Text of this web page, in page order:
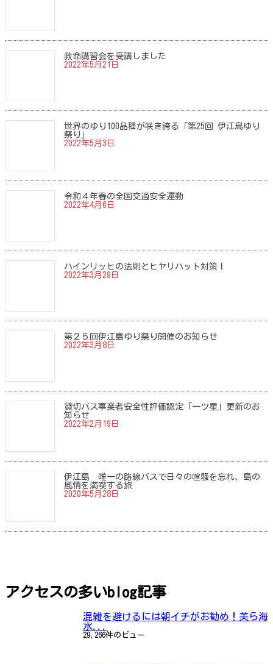
救命講習会を受講しました
2022年5月21日
世界のゆり100品種が咲き誇る「第25回 伊江島ゆり
祭り」
2022年5月3日
令和４年春の全国交通安全運動
2022年4月6日
ハインリッヒの法則とヒヤリハット対策！
2022年3月29日
第２５回伊江島ゆり祭り開催のお知らせ
2022年3月8日
貸切バス事業者安全性評価認定「一ツ星」更新のお
知らせ
2022年2月19日
伊江島 唯一の路線バスで日々の喧騒を忘れ、島の
風情を満喫する旅
2020年5月28日
アクセスの多いblog記事
混雑を避けるには朝イチがお勧め！美ら海
水...
29,266件のビュー